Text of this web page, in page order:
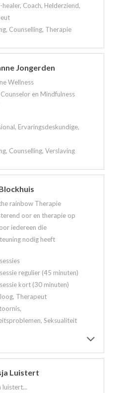
healer, Coach, Helderziend,
Counselling, Therapie
Jongerden
Wellness
en Mindfulness
Ervaringsdeskundige,
Counselling, Verslaving
rainbow Therapie
oor en therapie op
iedereen die
nodig heeft
regulier (45 minuten)
kort (30 minuten)
Therapeut
Seksualiteit
Luistert
luistert...